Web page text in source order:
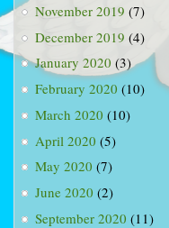
November 2019 (7)
December 2019 (4)
January 2020 (3)
February 2020 (10)
March 2020 (10)
April 2020 (5)
May 2020 (7)
June 2020 (2)
September 2020 (11)